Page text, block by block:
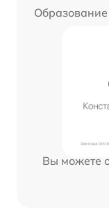
Образование
Вы можете